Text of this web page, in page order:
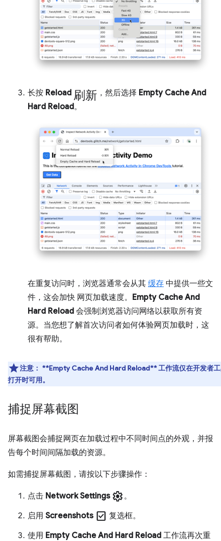
长按 Reload 刷新 ，然后选择 Empty Cache And
Hard Reload。
在重复访问时，浏览器通常会从其 缓存 中提供一些文
件，这会加快 网页加载速度。 Empty Cache And
Hard Reload 会强制浏览器访问网络以获取所有资
源。当您想了解首次访问者如何体验网页加载时，这
很有帮助。
注意 ： **Empty Cache And Hard Reload** 工作流仅在开发者
打开时可用。
捕捉屏幕截图
屏幕截图会捕捉网页在加载过程中不同时间点的外观，并报
告每个时间间隔加载的资源。
如需捕捉屏幕截图，请按以下步骤操作：
点击 Network Settings settings。
启用 Screenshots check_box 复选框。
使用 Empty Cache And Hard Reload 工作流再次重